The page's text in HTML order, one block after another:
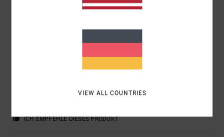
Original anzeigen - Français
ICH EMPFEHLE DIESES PRODUKT
VIEW ALL COUNTRIES